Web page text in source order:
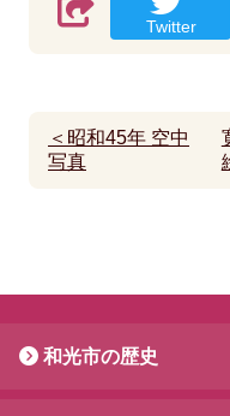
Twitter
＜昭和45年 空中
写真
和光市の歴史